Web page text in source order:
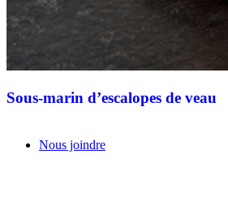
Sous-marin d’escalopes de veau
Nous joindre